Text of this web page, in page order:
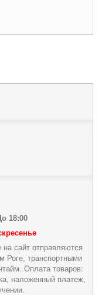
18:00
сайт отправляются
Роге, транспортными
Оплата товаров:
наложенный платеж,